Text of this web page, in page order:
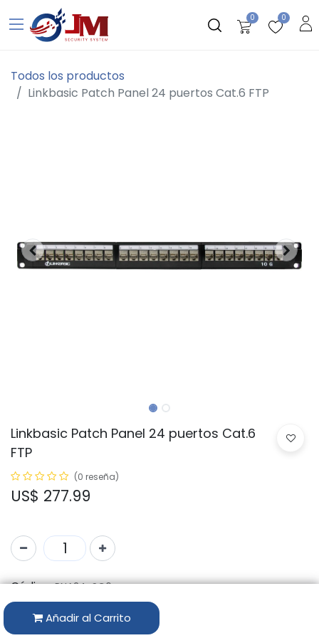
0 0
Todos los productos
Linkbasic Patch Panel 24 puertos Cat.6 FTP
Linkbasic Patch Panel 24 puertos Cat.6
FTP
(0 reseña)
US$ 277.99
Añadir al Carrito
Código: PNA24-SC6
Marca:LINKBASIC